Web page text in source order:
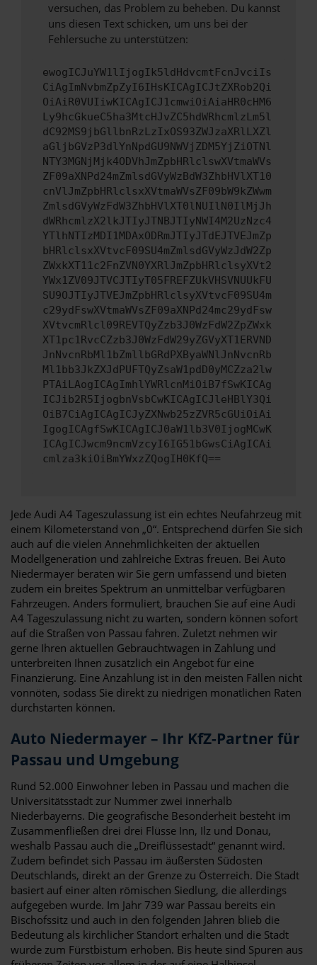
versuchen, das Problem zu beheben. Du kannst
uns diesen Text schicken, um uns bei der
Fehlersuche zu unterstützen:
ewogICJuYW1lIjogIk5ldHdvcmtFcnJvciIs
CiAgImNvbmZpZyI6IHsKICAgICJtZXRob2Qi
OiAiR0VUIiwKICAgICJ1cmwiOiAiaHR0cHM6
Ly9hcGkueC5ha3MtcHJvZC5hdWRhcmlzLm5l
dC92MS9jbGllbnRzLzIxOS93ZWJzaXRlLXZl
aGljbGVzP3dlYnNpdGU9NWVjZDM5YjZiOTNl
NTY3MGNjMjk4ODVhJmZpbHRlclswXVtmaWVs
ZF09aXNPd24mZmlsdGVyWzBdW3ZhbHVlXT10
cnVlJmZpbHRlclsxXVtmaWVsZF09bW9kZWwm
ZmlsdGVyWzFdW3ZhbHVlXT0lNUIlN0IlMjJh
dWRhcmlzX2lkJTIyJTNBJTIyNWI4M2UzNzc4
YTlhNTIzMDI1MDAxODRmJTIyJTdEJTVEJmZp
bHRlclsxXVtvcF09SU4mZmlsdGVyWzJdW2Zp
ZWxkXT11c2FnZVN0YXRlJmZpbHRlclsyXVt2
YWx1ZV09JTVCJTIyT05FREFZUkVHSVNUUkFU
SU9OJTIyJTVEJmZpbHRlclsyXVtvcF09SU4m
c29ydFswXVtmaWVsZF09aXNPd24mc29ydFsw
XVtvcmRlcl09REVTQyZzb3J0WzFdW2ZpZWxk
XT1pc1RvcCZzb3J0WzFdW29yZGVyXT1ERVND
JnNvcnRbMl1bZmllbGRdPXByaWNlJnNvcnRb
Ml1bb3JkZXJdPUFTQyZsaW1pdD0yMCZza2lw
PTAiLAogICAgImhlYWRlcnMiOiB7fSwKICAg
ICJib2R5IjogbnVsbCwKICAgICJleHBlY3Qi
OiB7CiAgICAgICJyZXNwb25zZVR5cGUiOiAi
IgogICAgfSwKICAgICJ0aW1lb3V0IjogMCwK
ICAgICJwcm9ncmVzcyI6IG51bGwsCiAgICAi
cmlza3kiOiBmYWxzZQogIH0KfQ==
Jede Audi A4 Tageszulassung ist ein echtes Neufahrzeug mit
einem Kilometerstand von „0“. Entsprechend dürfen Sie sich
auch auf die vielen Annehmlichkeiten der aktuellen
Modellgeneration und zahlreiche Extras freuen. Bei Auto
Niedermayer beraten wir Sie gern umfassend und bieten
zudem ein breites Spektrum an unmittelbar verfügbaren
Fahrzeugen. Anders formuliert, brauchen Sie auf eine Audi
A4 Tageszulassung nicht zu warten, sondern können sofort
auf die Straßen von Passau fahren. Zuletzt nehmen wir
gerne Ihren aktuellen Gebrauchtwagen in Zahlung und
unterbreiten Ihnen zusätzlich ein Angebot für eine
Finanzierung. Eine Anzahlung ist in den meisten Fällen nicht
vonnöten, sodass Sie direkt zu niedrigen monatlichen Raten
durchstarten können.
Auto Niedermayer – Ihr KfZ-Partner für
Passau und Umgebung
Rund 52.000 Einwohner leben in Passau und machen die
Universitätsstadt zur Nummer zwei innerhalb
Niederbayerns. Die geografische Besonderheit besteht im
Zusammenfließen drei drei Flüsse Inn, Ilz und Donau,
weshalb Passau auch die „Dreiflüssestadt“ genannt wird.
Zudem befindet sich Passau im äußersten Südosten
Deutschlands, direkt an der Grenze zu Österreich. Die Stadt
basiert auf einer alten römischen Siedlung, die allerdings
aufgegeben wurde. Im Jahr 739 war Passau bereits ein
Bischofssitz und auch in den folgenden Jahren blieb die
Bedeutung als kirchlicher Standort erhalten und die Stadt
wurde zum Fürstbistum erhoben. Bis heute sind Spuren aus